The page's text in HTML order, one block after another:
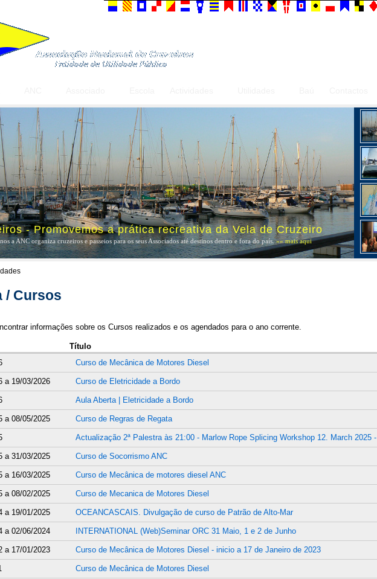
- Promovemos a prática recreativa da Vela de Cruzeiro
a ANC organiza cruzeiros e passeios para os seus Associados até destinos dentro e fora do país.»» mais aqui
/ Cursos
informações sobre os Cursos realizados e os agendados para o ano corrente.
Título
Curso de Mecânica de Motores Diesel
a 19/03/2026 Curso de Eletricidade a Bordo
Aula Aberta | Eletricidade a Bordo
a 08/05/2025 Curso de Regras de Regata
Actualização 2ª Palestra às 21:00 - Marlow Rope Splicing Workshop 12. March 2025
a 31/03/2025 Curso de Socorrismo ANC
a 16/03/2025 Curso de Mecânica de motores diesel ANC
a 08/02/2025 Curso de Mecanica de Motores Diesel
a 19/01/2025 OCEANCASCAIS. Divulgação de curso de Patrão de Alto-Mar
a 02/06/2024 INTERNATIONAL (Web)Seminar ORC 31 Maio, 1 e 2 de Junho
a 17/01/2023 Curso de Mecânica de Motores Diesel - inicio a 17 de Janeiro de 2023
Curso de Mecânica de Motores Diesel